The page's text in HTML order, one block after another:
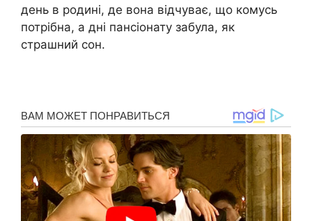
день в родині, де вона відчуває, що комусь
потрібна, а дні пансіонату забула, як
страшний сон.